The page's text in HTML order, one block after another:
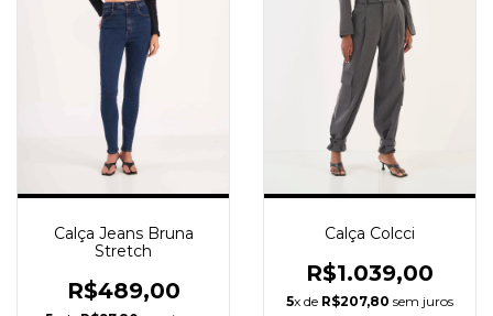
Calça Jeans Bruna
Stretch
R$489,00
Calça Colcci
R$1.039,00
5x de R$207,80 sem juros